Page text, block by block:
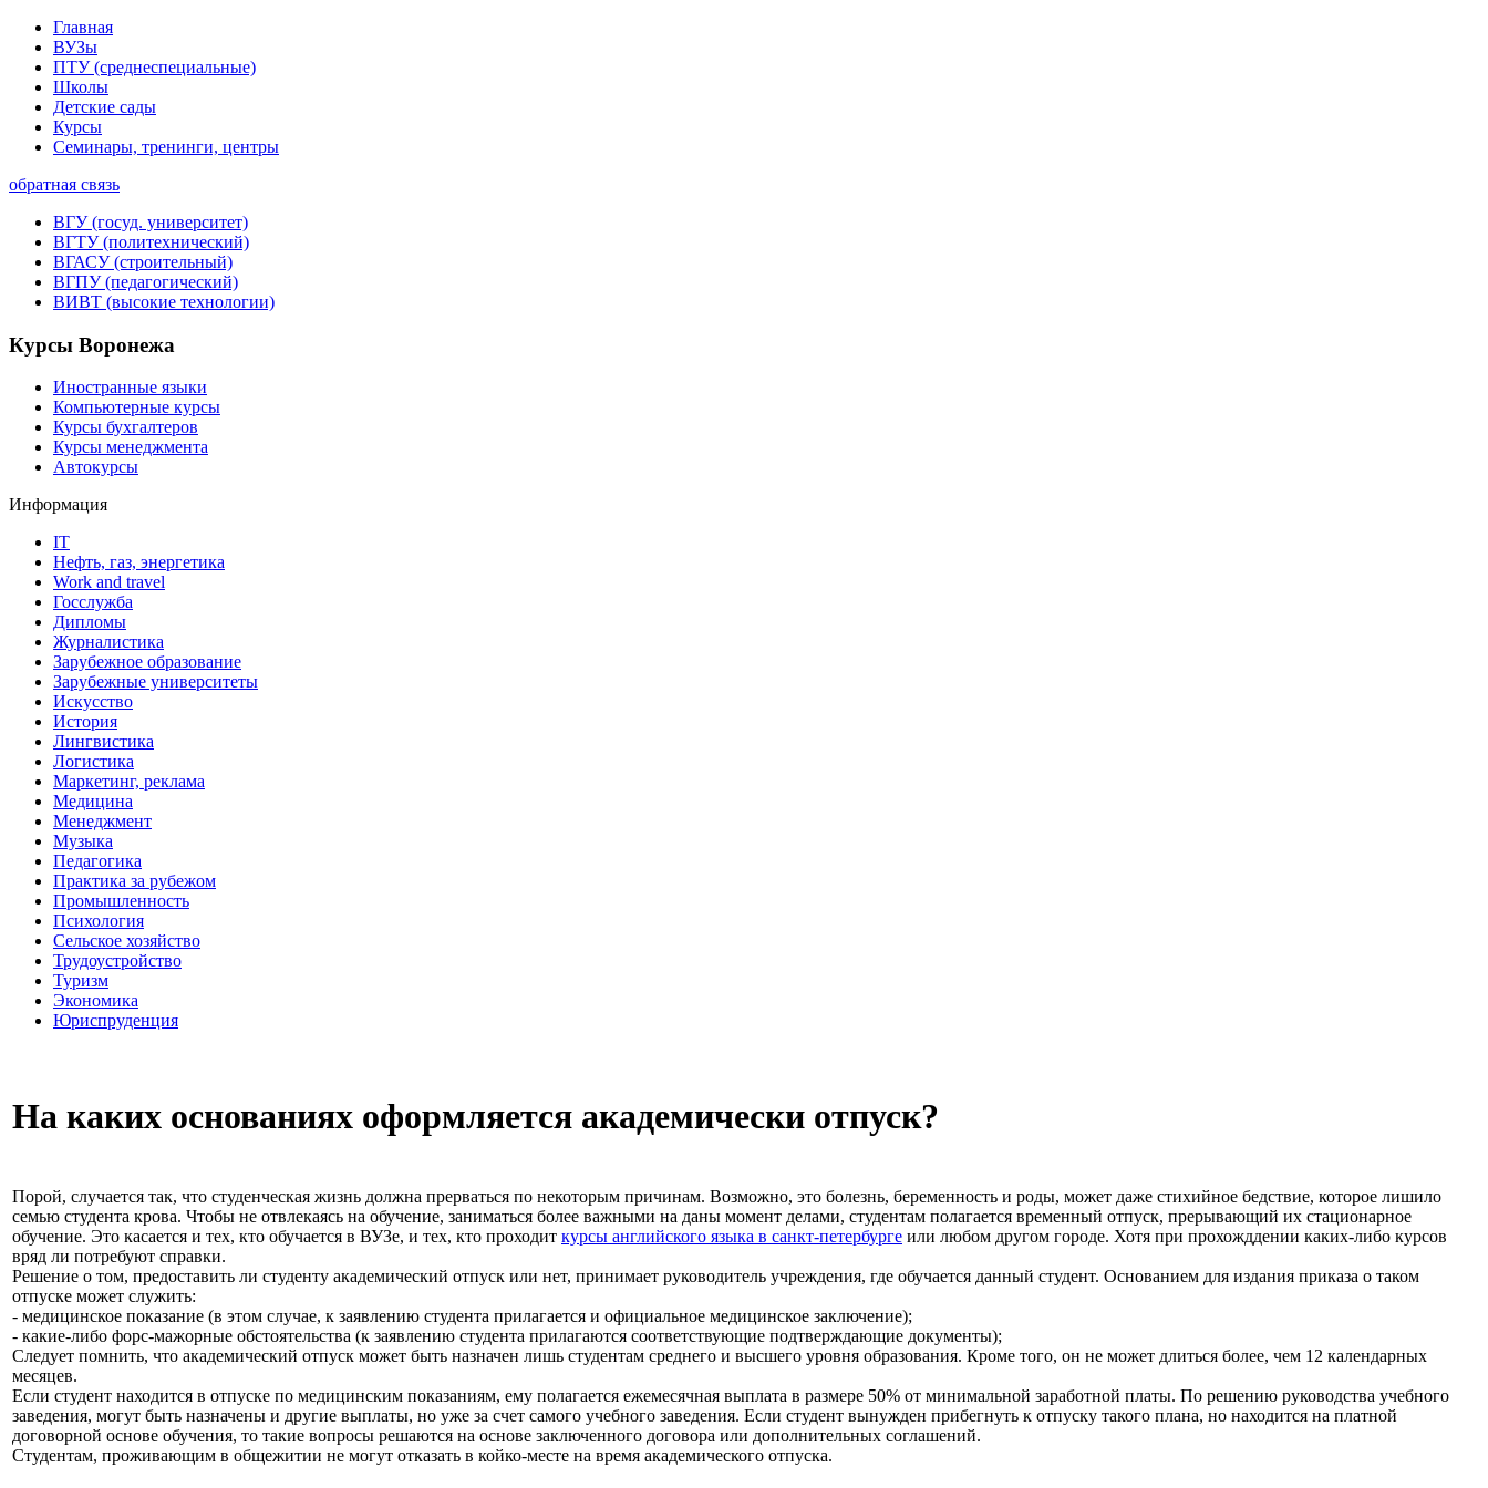
Главная
ВУЗы
ПТУ (среднеспециальные)
Школы
Детские сады
Курсы
Семинары, тренинги, центры
обратная связь
ВГУ (госуд. университет)
ВГТУ (политехнический)
ВГАСУ (строительный)
ВГПУ (педагогический)
ВИВТ (высокие технологии)
Курсы Воронежа
Иностранные языки
Компьютерные курсы
Курсы бухгалтеров
Курсы менеджмента
Автокурсы
Информация
IT
Нефть, газ, энергетика
Work and travel
Госслужба
Дипломы
Журналистика
Зарубежное образование
Зарубежные университеты
Искусство
История
Лингвистика
Логистика
Маркетинг, реклама
Медицина
Менеджмент
Музыка
Педагогика
Практика за рубежом
Промышленность
Психология
Сельское хозяйство
Трудоустройство
Туризм
Экономика
Юриспруденция
На каких основаниях оформляется академически отпуск?
Порой, случается так, что студенческая жизнь должна прерваться по некоторым причинам. Возможно, это болезнь, беременность и роды, может даже стихийное бедствие, которое лишило
семью студента крова. Чтобы не отвлекаясь на обучение, заниматься более важными на даны момент делами, студентам полагается временный отпуск, прерывающий их стационарное
обучение. Это касается и тех, кто обучается в ВУЗе, и тех, кто проходит курсы английского языка в санкт-петербурге или любом другом городе. Хотя при прохожддении каких-либо курсов
вряд ли потребуют справки.
Решение о том, предоставить ли студенту академический отпуск или нет, принимает руководитель учреждения, где обучается данный студент. Основанием для издания приказа о таком
отпуске может служить:
- медицинское показание (в этом случае, к заявлению студента прилагается и официальное медицинское заключение);
- какие-либо форс-мажорные обстоятельства (к заявлению студента прилагаются соответствующие подтверждающие документы);
Следует помнить, что академический отпуск может быть назначен лишь студентам среднего и высшего уровня образования. Кроме того, он не может длиться более, чем 12 календарных
месяцев.
Если студент находится в отпуске по медицинским показаниям, ему полагается ежемесячная выплата в размере 50% от минимальной заработной платы. По решению руководства учебного
заведения, могут быть назначены и другие выплаты, но уже за счет самого учебного заведения. Если студент вынужден прибегнуть к отпуску такого плана, но находится на платной
договорной основе обучения, то такие вопросы решаются на основе заключенного договора или дополнительных соглашений.
Студентам, проживающим в общежитии не могут отказать в койко-месте на время академического отпуска.